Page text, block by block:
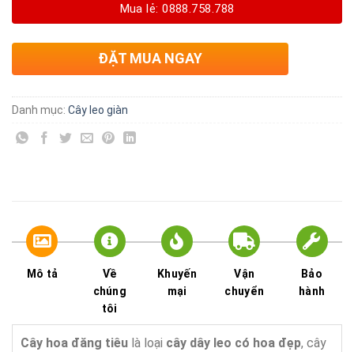
Mua lẻ: 0888.758.788
ĐẶT MUA NGAY
Danh mục: Cây leo giàn
Mô tả
Về
chúng
tôi
Khuyến
mại
Vận
chuyển
Bảo
hành
Cây hoa đăng tiêu là loại cây dây leo có hoa đẹp, cây